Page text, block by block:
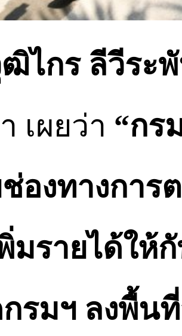
ไกร ลีวีระ
เผยว่า “กร
องทางการ
มรายได้ให้
รมฯ ลงพื้น